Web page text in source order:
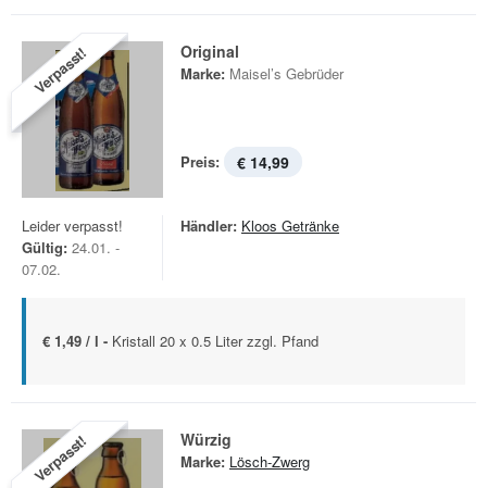
Verpasst! Original
Marke: Maisel’s Gebrüder
Preis: € 14,99
Leider verpasst!
Gültig: 24.01. -
07.02.
Händler: Kloos Getränke
€ 1,49 / l - Kristall 20 x 0.5 Liter zzgl. Pfand
Verpasst! Würzig
Marke: Lösch-Zwerg